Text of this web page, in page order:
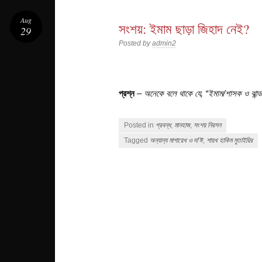
সংশয়: ইমাম ছাড়া জিহাদ নেই?
Posted byadmin2
প্রশ্ন– অনেকে বলে থাকে যে, “ইমাম/শাসক ও
Posted in প্রবন্ধ, মানহাজ, সংশয় নিরসন
Tagged অন্যান্য মাশায়েখ ও দা'ঈ, শায়খ হাকিম মুতাইয়ির
Aug
29